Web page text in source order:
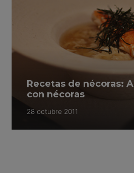
Recetas de nécoras:
con nécoras
28 octubre 2011